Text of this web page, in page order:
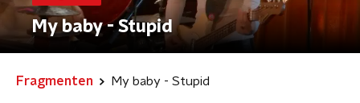
My baby - Stupid
Fragmenten My baby - Stupid